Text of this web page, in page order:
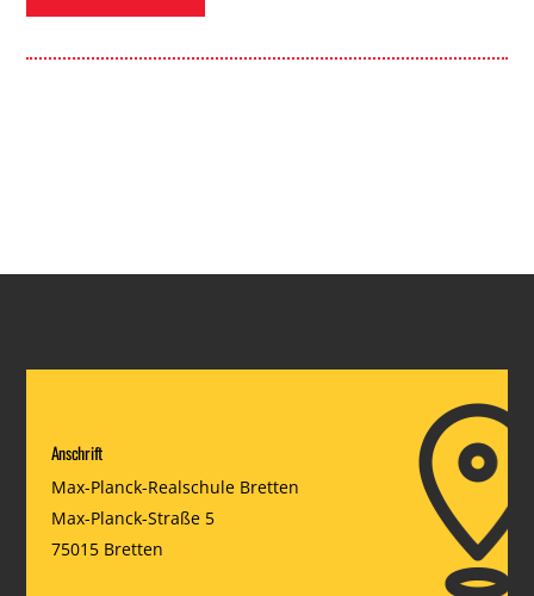
Anschrift
Max-Planck-Realschule Bretten
Max-Planck-Straße 5
75015 Bretten